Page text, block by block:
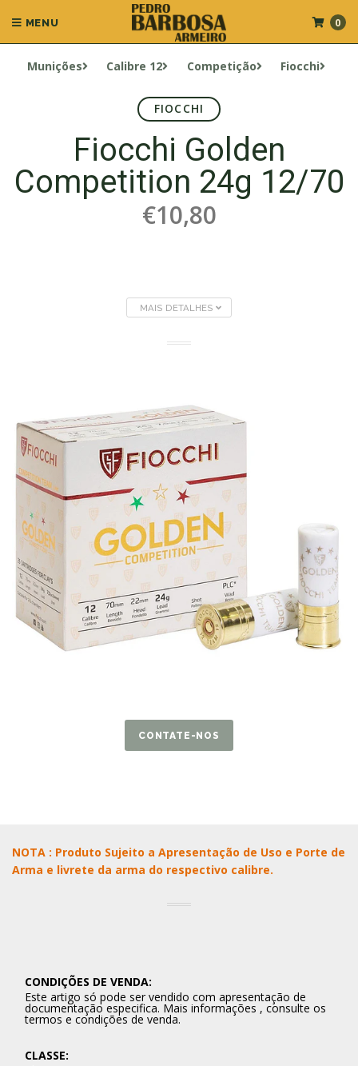
MENU 0
Munições Calibre 12 Competição Fiocchi
FIOCCHI
Fiocchi Golden
Competition 24g 12/70
€10,80
MAIS DETALHES
CONTATE-NOS
NOTA : Produto Sujeito a Apresentação de Uso e Porte de
Arma e livrete da arma do respectivo calibre.
CONDIÇÕES DE VENDA:
Este artigo só pode ser vendido com apresentação de
documentação especifica. Mais informações , consulte os
termos e condições de venda.
CLASSE: